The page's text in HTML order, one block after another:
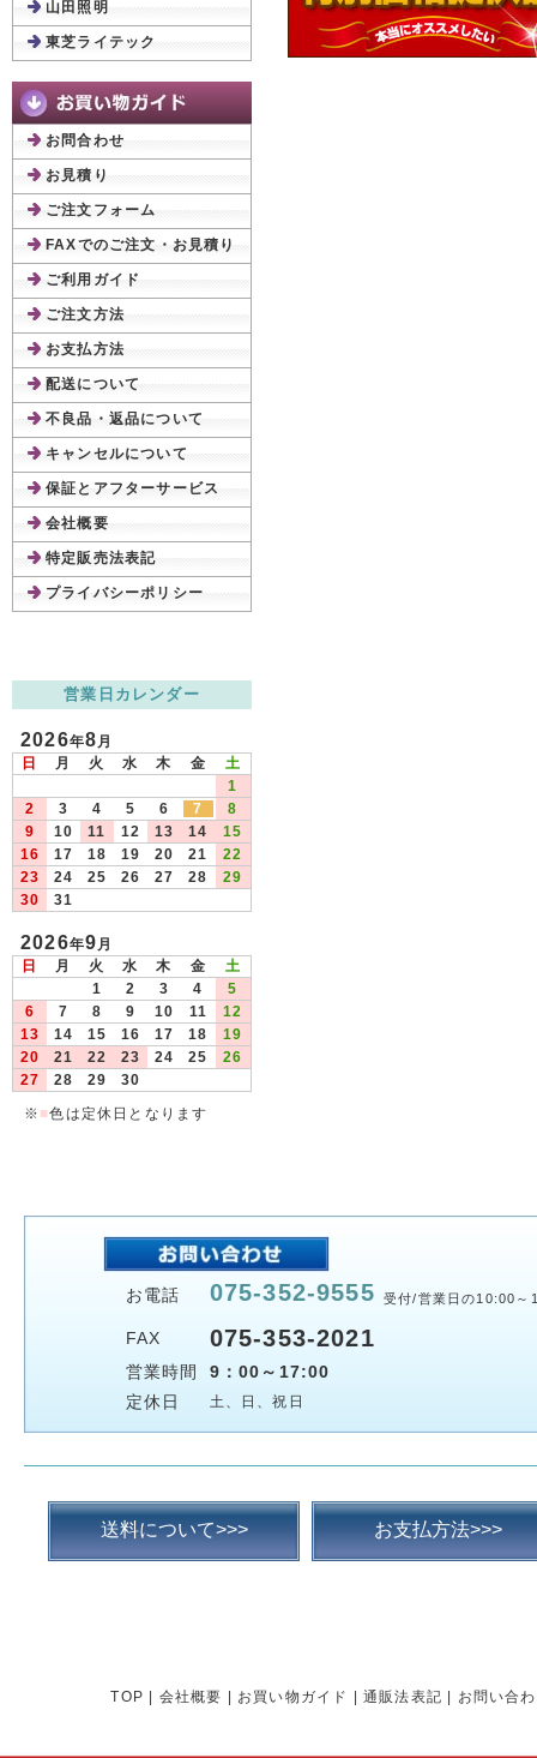
山田照明
東芝ライテック
お問合わせ
お見積り
ご注文フォーム
FAXでのご注文・お見積り
ご利用ガイド
ご注文方法
お支払方法
配送について
不良品・返品について
キャンセルについて
保証とアフターサービス
会社概要
特定販売法表記
プライバシーポリシー
営業日カレンダー
2026年8月
日
月 火 水 木 金
土
1
2
3 4 5 6 7
8
9
10 11 12 13 14
15
16
17 18 19 20 21
22
23
24 25 26 27 28
29
30
31
2026年9月
日
月 火 水 木 金
土
1
2 3 4
5
6
7 8 9 10 11
12
13
14 15 16 17 18
19
20
21 22 23 24 25
26
27
28 29
30
※ ■色は定休日となります
お電話 075-352-9555 受付/営業日の10:00～
FAX 075-353-2021
営業時間
9：00～17:00
定休日
土、日、祝日
送料について>>> お支払方法>>>
TOP 会社概要 お買い物ガイド 通販法表記 お問い合